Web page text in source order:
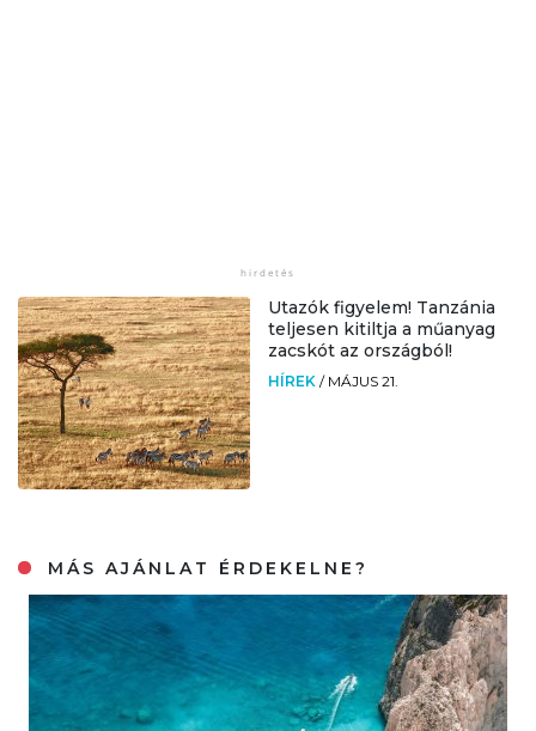
Utazók figyelem! Tanzánia
teljesen kitiltja a műanyag
zacskót az országból!
HÍREK / MÁJUS 21.
MÁS AJÁNLAT ÉRDEKELNE?